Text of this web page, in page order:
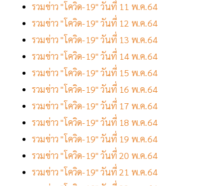
รวมข่าว "โควิด-19" วันที่ 11 พ.ค.64
รวมข่าว "โควิด-19" วันที่ 12 พ.ค.64
รวมข่าว "โควิด-19" วันที่ 13 พ.ค.64
รวมข่าว "โควิด-19" วันที่ 14 พ.ค.64
รวมข่าว "โควิด-19" วันที่ 15 พ.ค.64
รวมข่าว "โควิด-19" วันที่ 16 พ.ค.64
รวมข่าว "โควิด-19" วันที่ 17 พ.ค.64
รวมข่าว "โควิด-19" วันที่ 18 พ.ค.64
รวมข่าว "โควิด-19" วันที่ 19 พ.ค.64
รวมข่าว "โควิด-19" วันที่ 20 พ.ค.64
รวมข่าว "โควิด-19" วันที่ 21 พ.ค.64